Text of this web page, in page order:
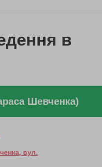
в
Шевченка)
вул.